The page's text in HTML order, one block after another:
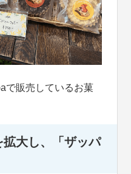
で販売しているお菓
大し、「ザッパ